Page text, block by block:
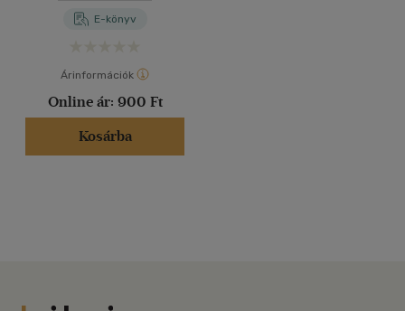
E-könyv
Árinformációk
Online ár: 900 Ft
Kosárba